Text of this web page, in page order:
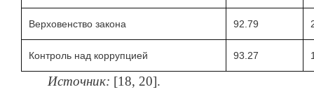
Верховенство закона 92.79
Контроль над коррупцией 93.27
Источник: [18, 20].